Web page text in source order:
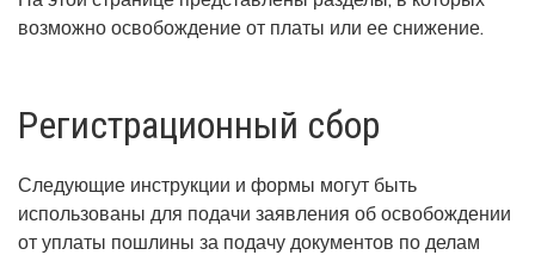
возможно освобождение от платы или ее снижение.
Регистрационный сбор
Следующие инструкции и формы могут быть
использованы для подачи заявления об освобождении
от уплаты пошлины за подачу документов по делам